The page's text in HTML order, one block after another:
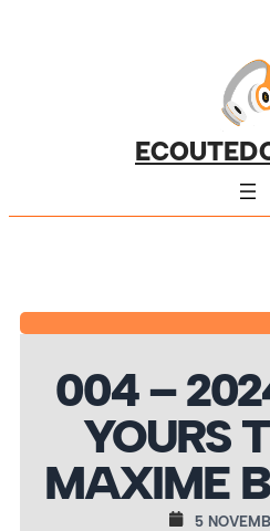
004 –
YOURS
MAXIME
5